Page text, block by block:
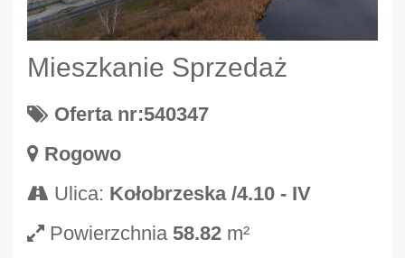
Mieszkanie Sprzedaż
Oferta nr:540347
Rogowo
Ulica: Kołobrzeska /4.10 - IV
Powierzchnia 58.82 m²